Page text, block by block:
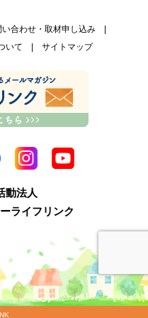
い合わせ・取材申し込み
いて
サイトマップ
動法人
ライフリンク